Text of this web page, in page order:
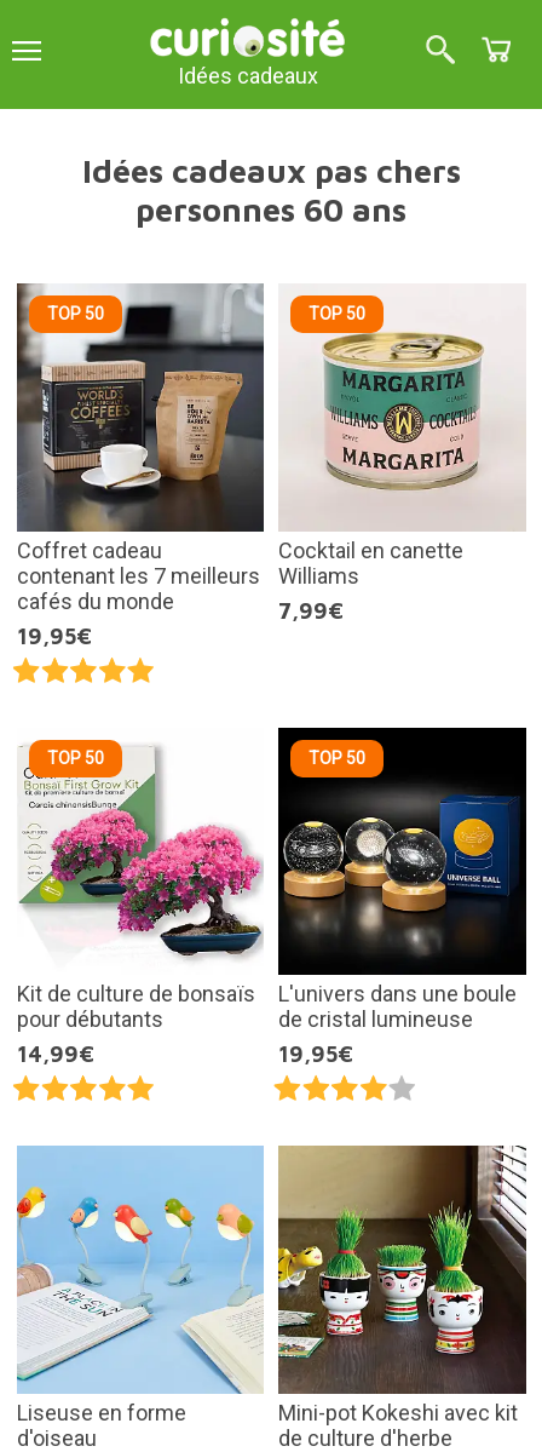
Idées cadeaux
Idées cadeaux pas chers
personnes 60 ans
TOP 50
Coffret cadeau
contenant les 7 meilleurs
cafés du monde
19,95€
TOP 50
Cocktail en canette
Williams
7,99€
TOP 50
Kit de culture de bonsaïs
pour débutants
14,99€
TOP 50
L'univers dans une boule
de cristal lumineuse
19,95€
Liseuse en forme
d'oiseau
Mini-pot Kokeshi avec kit
de culture d'herbe